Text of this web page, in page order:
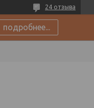
24 отзыва
подробнее...